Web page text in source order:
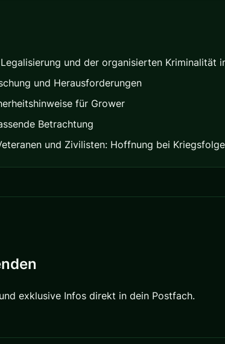
und der organisierten Kriminalität
und Herausforderungen
für Grower
Betrachtung
und Zivilisten: Hoffnung bei
exklusive Infos direkt in dein Postfach.